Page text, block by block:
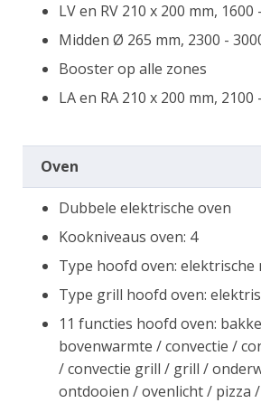
LV en RV 210 x 200 mm, 1600
Midden Ø 265 mm, 2300 -
Booster op alle zones
LA en RA 210 x 200 mm, 2100
Oven
Dubbele elektrische oven
Kookniveaus oven: 4
Type hoofd oven:
Type grill hoofd oven:
11 functies hoofd oven:
bovenwarmte / convectie /
/ convectie grill / grill /
ontdooien / ovenlicht / pizza